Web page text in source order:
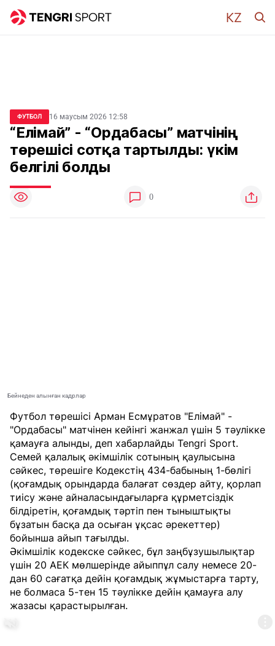
ФУТБОЛ 16 маусым 2026 12:58
“Елімай” - “Ордабасы” матчінің
төрешісі сотқа тартылды: үкім
белгілі болды
0
Бейнеден алынған кадрлар
Футбол төрешісі Арман Есмұратов "Елімай" -
"Ордабасы" матчінен кейінгі жанжал үшін 5 тәулікке
қамауға алынды, деп хабарлайды Tengri Sport.
Семей қалалық әкімшілік сотының қаулысына
сәйкес, төрешіге Кодекстің 434-бабының 1-бөлігі
(қоғамдық орындарда балағат сөздер айту, қорлап
тиісу және айналасындағыларға құрметсіздік
білдіретін, қоғамдық тәртіп пен тыныштықты
бұзатын басқа да осыған ұқсас әрекеттер)
бойынша айып тағылды.
Әкімшілік кодекске сәйкес, бұл заңбұзушылықтар
үшін 20 АЕК мөлшерінде айыппұл салу немесе 20-
дан 60 сағатқа дейін қоғамдық жұмыстарға тарту,
не болмаса 5-тен 15 тәулікке дейін қамауға алу
жазасы қарастырылған.